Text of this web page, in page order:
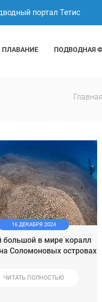
портал Тетис
ПЛАВАНИЕ ПОДВОДНАЯ
Главная
16 ДЕКАБРЯ 2024
в мире коралл
Соломоновых островах
ЧИТАТЬ ПОЛНОСТЬЮ